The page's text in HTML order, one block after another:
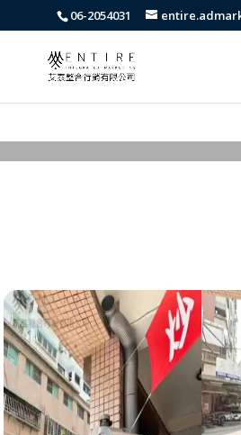
body{font-family: arial,"Microsoft
!important;}
06-2054031